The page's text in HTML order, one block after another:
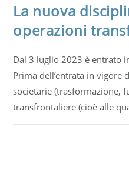
La nuova
operazioni
Dal 3 luglio 2023 è entrato
Prima dell’entrata in vigore
societarie (trasformazione,
transfrontaliere (cioè alle